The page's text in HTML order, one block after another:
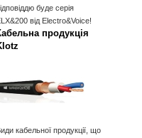
буде серія
від Electro&Voice!
продукція
кабельної продукції, що